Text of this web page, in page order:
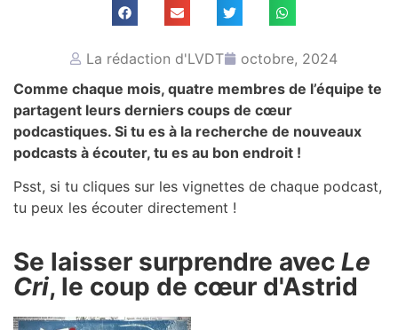
La rédaction d'LVDT
octobre, 2024
Comme chaque mois, quatre membres de l’équipe te
partagent leurs derniers coups de cœur
podcastiques. Si tu es à la recherche de nouveaux
podcasts à écouter, tu es au bon endroit !
Psst, si tu cliques sur les vignettes de chaque podcast,
tu peux les écouter directement !
Se laisser surprendre avec Le
Cri, le coup de cœur d'Astrid